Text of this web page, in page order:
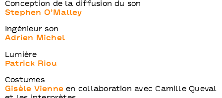
Conception de la diffusion du son
Stephen O’Malley
Ingénieur son
Adrien Michel
Lumière
Patrick Riou
Costumes
Gisèle Vienne en collaboration avec Camille Queval